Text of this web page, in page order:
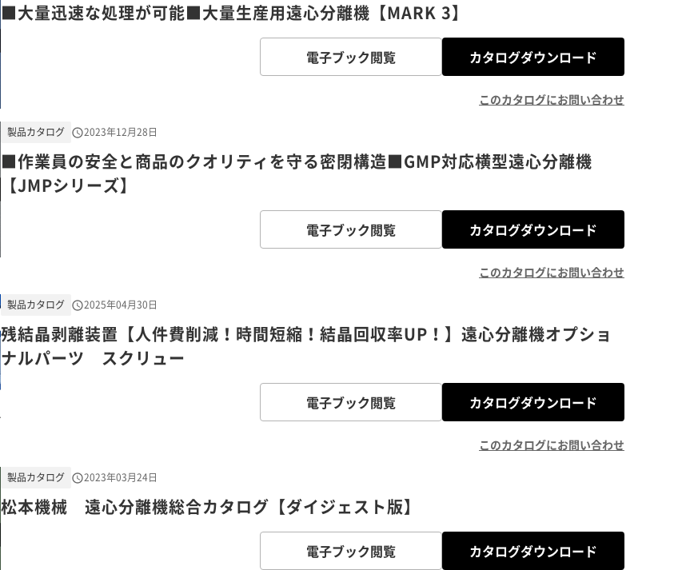
■大量迅速な処理が可能■大量生産用遠心分離機【MARK 3】
電子ブック閲覧 カタログダウンロード
このカタログにお問い合わせ
■作業員の安全と商品のクオリティを守る密閉構造■GMP対応横型遠心分離機
【JMPシリーズ】
製品カタログ 2023年12月28日
電子ブック閲覧 カタログダウンロード
このカタログにお問い合わせ
残結晶剥離装置【人件費削減！時間短縮！結晶回収率UP！】遠心分離機オプショ
ナルパーツ スクリュー
製品カタログ 2025年04月30日
電子ブック閲覧 カタログダウンロード
このカタログにお問い合わせ
松本機械 遠心分離機総合カタログ【ダイジェスト版】
製品カタログ 2023年03月24日
電子ブック閲覧 カタログダウンロード